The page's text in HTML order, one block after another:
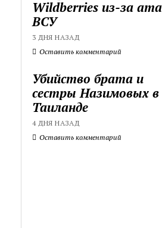
Wildberries из-за
ВСУ
3 ДНЯ НАЗАД
Оставить комментарий
Убийство брата и
сестры Назимовых в
Таиланде
4 ДНЯ НАЗАД
Оставить комментарий